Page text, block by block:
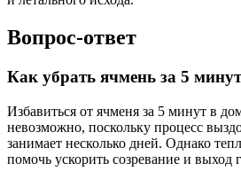
Вопрос-ответ
Как убрать ячмень за 5
Избавиться от ячменя за 5 минут в
невозможно, поскольку процесс
занимает несколько дней. Однако
помочь ускорить созревание и выход